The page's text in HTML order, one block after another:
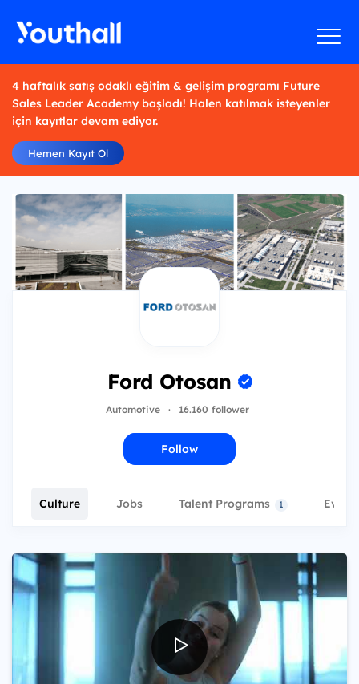
4 haftalık satış odaklı eğitim & gelişim programı Future
Sales Leader Academy başladı! Halen katılmak isteyenler
için kayıtlar devam ediyor.
Hemen Kayıt Ol
Ford Otosan
Automotive · 16.160 follower
Follow
Culture Jobs Talent Programs 1